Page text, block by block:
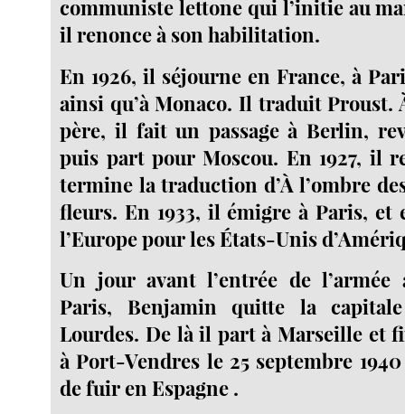
communiste lettone qui l’initie au
il renonce à son habilitation.
En 1926, il séjourne en France, à
ainsi qu’à Monaco. Il traduit Proust.
père, il fait un passage à Berlin,
puis part pour Moscou. En 1927, il
termine la traduction d’À l’ombre
fleurs. En 1933, il émigre à Paris, et
l’Europe pour les États-Unis
Un jour avant l’entrée de l’armée
Paris, Benjamin quitte la
Lourdes. De là il part à Marseille et
à Port-Vendres le 25 septembre
de fuir en Espagne .